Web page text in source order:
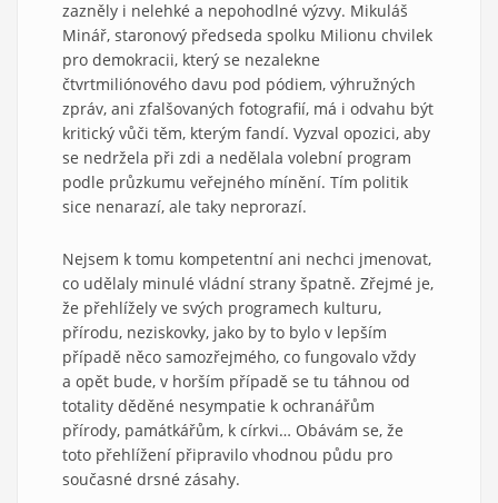
zazněly i nelehké a nepohodlné výzvy. Mikuláš
Minář, staronový předseda spolku Milionu chvilek
pro demokracii, který se nezalekne
čtvrtmiliónového davu pod pódiem, výhružných
zpráv, ani zfalšovaných fotografií, má i odvahu být
kritický vůči těm, kterým fandí. Vyzval opozici, aby
se nedržela při zdi a nedělala volební program
podle průzkumu veřejného mínění. Tím politik
sice nenarazí, ale taky neprorazí.
Nejsem k tomu kompetentní ani nechci jmenovat,
co udělaly minulé vládní strany špatně. Zřejmé je,
že přehlížely ve svých programech kulturu,
přírodu, neziskovky, jako by to bylo v lepším
případě něco samozřejmého, co fungovalo vždy
a opět bude, v horším případě se tu táhnou od
totality děděné nesympatie k ochranářům
přírody, památkářům, k církvi… Obávám se, že
toto přehlížení připravilo vhodnou půdu pro
současné drsné zásahy.